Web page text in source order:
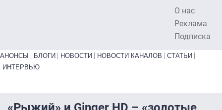
О нас
Реклама
Подписка
Primary links bottom
АНОНСЫ БЛОГИ НОВОСТИ НОВОСТИ КАНАЛОВ
СТАТЬИ
ИНТЕРВЬЮ